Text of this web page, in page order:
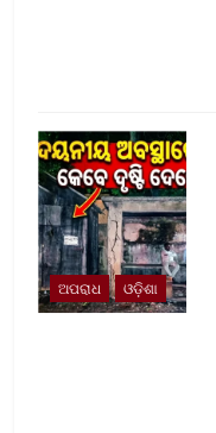
ଅପରାଧ ଓଡ଼ିଶା